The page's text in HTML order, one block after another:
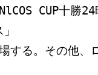
十勝24時
その他、ロー